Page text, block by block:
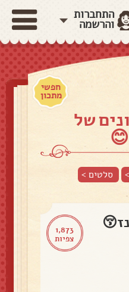
התחברות
והרשמה
חפשי
מתכון
של
סלטים>
1,873
צפיות